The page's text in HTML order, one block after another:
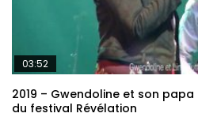
03:52
2019 – Gwendoline et son
du festival Révélation